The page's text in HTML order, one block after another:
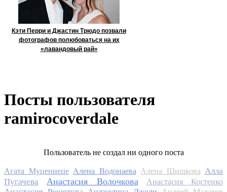
Кэти Перри и Джастин Трюдо позвали
фотографов полюбоваться на их
«лавандовый рай»
Посты пользователя
ramirocoverdale
Пользователь не создал ни одного поста
Агата Муцениеце Алена Водонаева Алена Шишкова Алла
Пугачева
Анастасия Волочкова Анастасия Костенко